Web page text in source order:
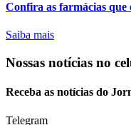
Confira as farmácias que
Saiba mais
Nossas notícias no
Receba as notícias do
Telegram